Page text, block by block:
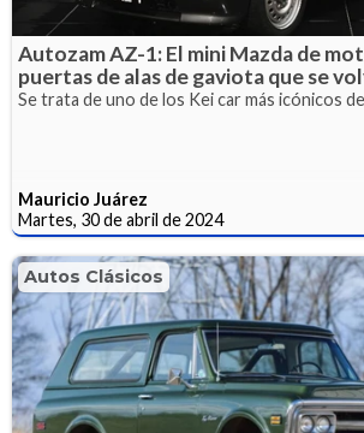
Autozam AZ-1: El mini Mazda de
puertas de alas de gaviota que se
Se trata de uno de los Kei car más icónicos
Mauricio Juárez
Martes, 30 de abril de 2024
Autos Clásicos